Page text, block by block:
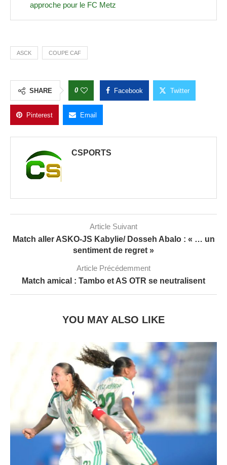
approche pour le FC Metz
ASCK COUPE CAF
SHARE 0 Facebook Twitter
Pinterest Email
CSPORTS
Article Suivant
Match aller ASKO-JS Kabylie/ Dosseh Abalo : « … un
sentiment de regret »
Article Précédemment
Match amical : Tambo et AS OTR se neutralisent
YOU MAY ALSO LIKE